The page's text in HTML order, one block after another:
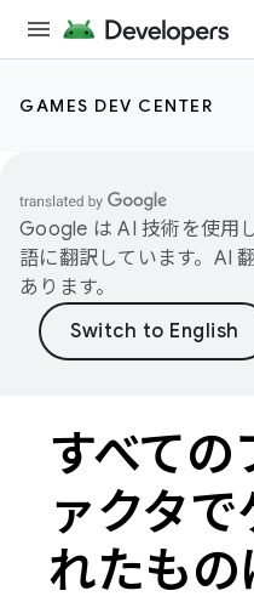
GAMES DEV CENTER
Google は AI 技術を使用
語に翻訳しています。AI
あります。
すべての
ァクタ
れたもの